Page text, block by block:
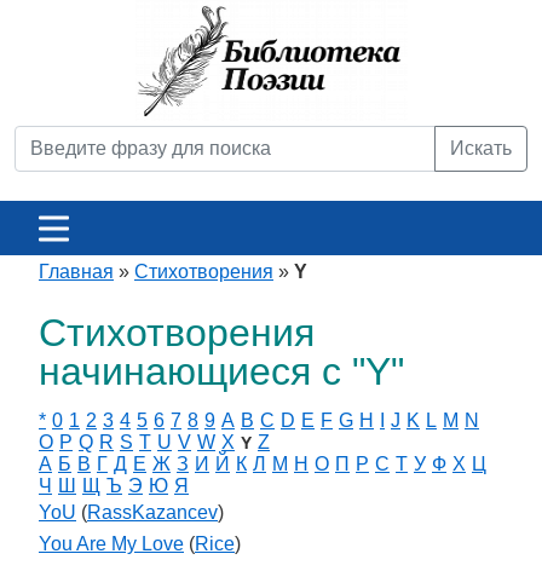
Искать
Главная » Стихотворения » Y
Стихотворения
начинающиеся с "Y"
* 0 1 2 3 4 5 6 7 8 9 A B C D E F G H J K L M N
O P Q R S T U V W X Y Z
А Б В Г Д Е Ж З И Й К Л М Н О П Р С Т У Ф Х Ц
Ч
Ш Щ Ъ Э Ю Я
YoU (RassKazancev)
You Are My Love (Rice)